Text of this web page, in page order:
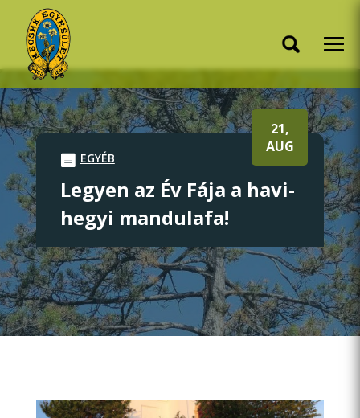
21,
AUG
EGYÉB
Legyen az Év Fája a havi-
hegyi mandulafa!